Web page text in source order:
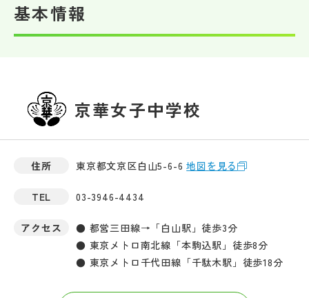
基本情報
京華女子中学校
住所 東京都文京区白山5-6-6地図を見る
TEL 03-3946-4434
アクセス
● 都営三田線→「白山駅」徒歩3分
● 東京メトロ南北線「本駒込駅」徒歩8分
● 東京メトロ千代田線「千駄木駅」徒歩18分